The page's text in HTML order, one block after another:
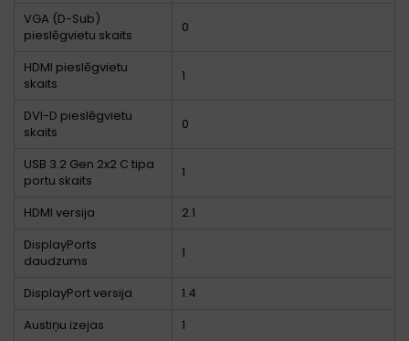
VGA (D-Sub)
pieslēgvietu skaits
0
HDMI pieslēgvietu
skaits
1
DVI-D pieslēgvietu
skaits
0
USB 3.2 Gen 2x2 C tipa
portu skaits
1
HDMI versija
2.1
DisplayPorts
daudzums
1
DisplayPort versija
1.4
Austiņu izejas
1